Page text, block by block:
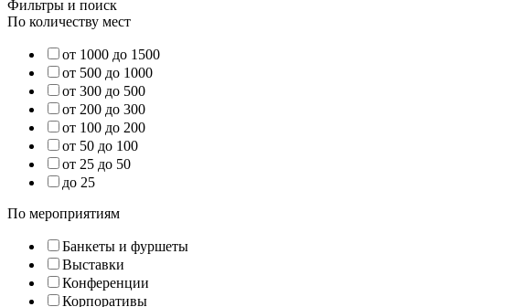
Фильтры и поиск
По количеству мест
от 1000 до 1500
от 500 до 1000
от 300 до 500
от 200 до 300
от 100 до 200
от 50 до 100
от 25 до 50
до 25
По мероприятиям
Банкеты и фуршеты
Выставки
Конференции
Корпоративы